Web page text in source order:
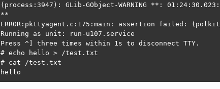
(process:3947): GLib-GObject-WARNING **:
**
ERROR:pkttyagent.c:175:main: assertion failed:
Running as unit: run-u107.service
Press ^] three times within 1s to disconnect TTY.
# echo hello > /test.txt
# cat /test.txt
hello